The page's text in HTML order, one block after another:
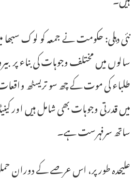
نئی دہلی: حکومت نے جمعہ کو لوک سبھا
سالوں میں مختلف وجوہات کی بناء پر
طلباء کی موت کے چھ سو تریسٹھ
ساتھ سرفہرست ہے۔
علیحدہ طور پر، اس عرصے کے دوران